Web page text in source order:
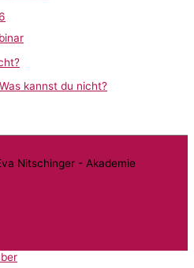
kannst du nicht?
Nitschinger - Akademie